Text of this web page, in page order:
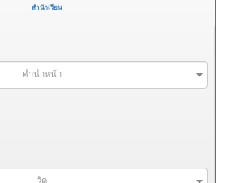
สำนักเรียน
คำนำหน้า
วัด